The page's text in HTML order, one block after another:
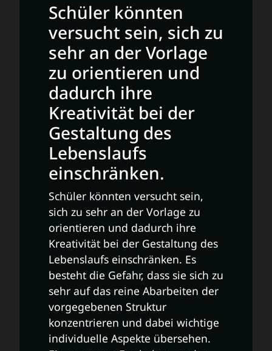
Schüler könnten
versucht sein, sich zu
sehr an der Vorlage
zu orientieren und
dadurch ihre
Kreativität bei der
Gestaltung des
Lebenslaufs
einschränken.
Schüler könnten versucht sein,
sich zu sehr an der Vorlage zu
orientieren und dadurch ihre
Kreativität bei der Gestaltung des
Lebenslaufs einschränken. Es
besteht die Gefahr, dass sie sich zu
sehr auf das reine Abarbeiten der
vorgegebenen Struktur
konzentrieren und dabei wichtige
individuelle Aspekte übersehen.